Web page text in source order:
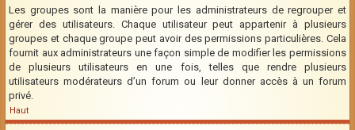
Les groupes sont la manière pour les administrateurs de regrouper et
gérer des utilisateurs. Chaque utilisateur peut appartenir à plusieurs
groupes et chaque groupe peut avoir des permissions particulières. Cela
fournit aux administrateurs une façon simple de modifier les permissions
de plusieurs utilisateurs en une fois, telles que rendre plusieurs
utilisateurs modérateurs d’un forum ou leur donner accès à un forum
privé.
Haut